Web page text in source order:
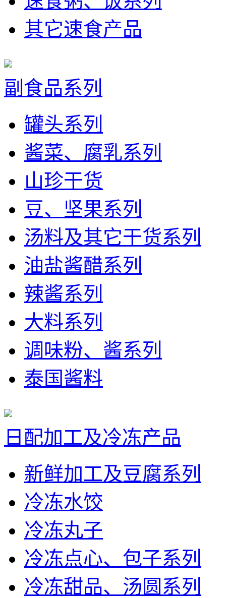
其它速食产品
副食品系列
罐头系列
酱菜、腐乳系列
山珍干货
豆、坚果系列
汤料及其它干货系列
油盐酱醋系列
辣酱系列
大料系列
调味粉、酱系列
泰国酱料
日配加工及冷冻产品
新鲜加工及豆腐系列
冷冻水饺
冷冻丸子
冷冻点心、包子系列
冷冻甜品、汤圆系列